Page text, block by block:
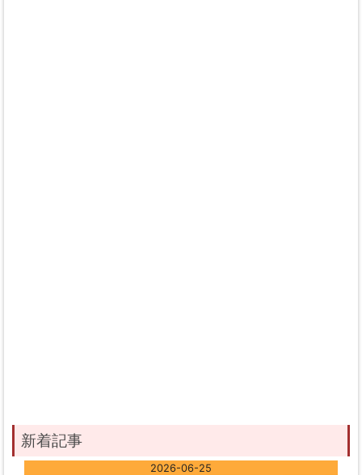
新着記事
2026-06-25